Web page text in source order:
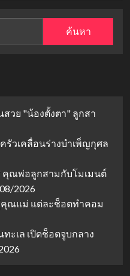
วย "น้องตั้งตา" ลูกสา
รัวเคลื่อนร่างบำเพ็ญกุศล
คุณพ่อลูกสามกับโมเมนต์
2026
คุณแม่ แต่ละช็อตทำคอม
ะเล เปิดช็อตจูบกลาง